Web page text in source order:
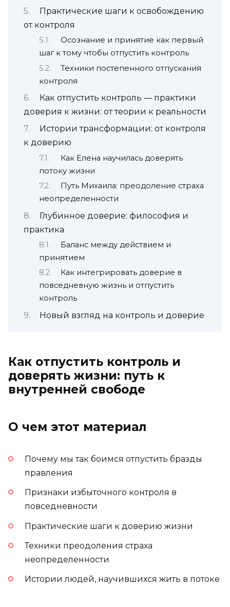
Практические шаги к освобождению
от контроля
Осознание и принятие как первый
шаг к тому чтобы отпустить контроль
Техники постепенного отпускания
контроля
Как отпустить контроль — практики
доверия к жизни: от теории к реальности
Истории трансформации: от контроля
к доверию
Как Елена научилась доверять
потоку жизни
Путь Михаила: преодоление страха
неопределенности
Глубинное доверие: философия и
практика
Баланс между действием и
принятием
Как интегрировать доверие в
повседневную жизнь и отпустить
контроль
Новый взгляд на контроль и доверие
Как отпустить контроль и
доверять жизни: путь к
внутренней свободе
О чем этот материал
Почему мы так боимся отпустить бразды
правления
Признаки избыточного контроля в
повседневности
Практические шаги к доверию жизни
Техники преодоления страха
неопределенности
Истории людей, научившихся жить в потоке